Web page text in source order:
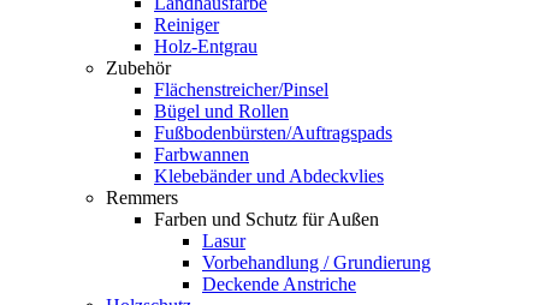
Reiniger
Holz-Entgrau
Zubehör
Flächenstreicher/Pinsel
Bügel und Rollen
Fußbodenbürsten/Auftragspads
Farbwannen
Klebebänder und Abdeckvlies
Remmers
Farben und Schutz für Außen
Lasur
Vorbehandlung / Grundierung
Deckende Anstriche